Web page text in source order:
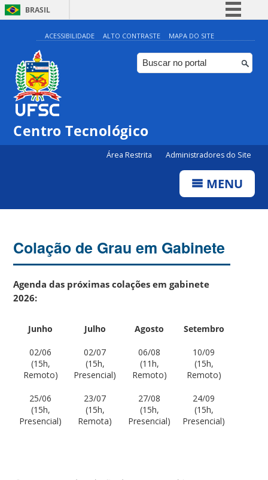
BRASIL
Simplifique!
Comunica BR
Participe
ACESSIBILIDADE ALTO CONTRASTE MAPA DO SITE
Centro Tecnológico
Área Restrita Administradores do Site
MENU
Colação de Grau em Gabinete
Agenda das próximas colações em gabinete
2026:
Junho Julho Agosto Setembro
02/06
(15h,
Remoto)
02/07
(15h,
Presencial)
06/08
(11h,
Remoto)
10/09
(15h,
Remoto)
25/06
(15h,
Presencial)
23/07
(15h,
Remota)
27/08
(15h,
Presencial)
24/09
(15h,
Presencial)